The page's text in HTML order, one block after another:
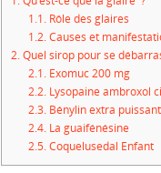
1.1.Rôle des glaires
1.2.Causes et
2.Quel sirop pour se
2.1.Exomuc 200 mg
2.2.Lysopaine ambroxol
2.3.Bénylin extra
2.4.La guaifénésine
2.5.Coquelusedal Enfant